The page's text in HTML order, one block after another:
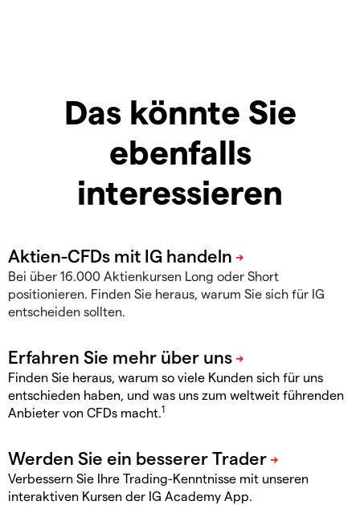
Das könnte Sie
ebenfalls
interessieren
Bei über 16.000 Aktienkursen Long oder Short
positionieren. Finden Sie heraus, warum Sie sich für IG
entscheiden sollten.
Finden Sie heraus, warum so viele Kunden sich für uns
entschieden haben, und was uns zum weltweit führenden
Anbieter von CFDs macht.1
Verbessern Sie Ihre Trading-Kenntnisse mit unseren
interaktiven Kursen der IG Academy App.